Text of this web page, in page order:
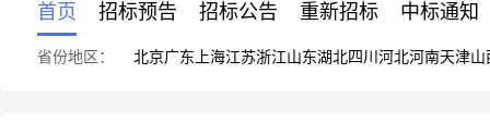
首页 招标预告 招标公告 重新招标 中标通知
省份地区： 北京广东 上海江苏浙江山东湖北四川 河北河南天津山